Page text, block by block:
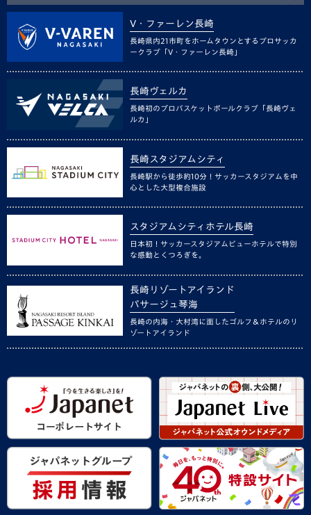
V・ファーレン長崎
長崎県内21市町をホームタウンとするプロサッカ
ークラブ「V・ファーレン長崎」
長崎ヴェルカ
長崎初のプロバスケットボールクラブ「長崎ヴェ
ルカ」
長崎スタジアムシティ
長崎駅から徒歩約10分！サッカースタジアムを中
心とした大型複合施設
スタジアムシティホテル長崎
日本初！サッカースタジアムビューホテルで特別
な感動とくつろぎを。
長崎リゾートアイランド
パサージュ琴海
長崎の内海・大村湾に面したゴルフ＆ホテルのリ
ゾートアイランド